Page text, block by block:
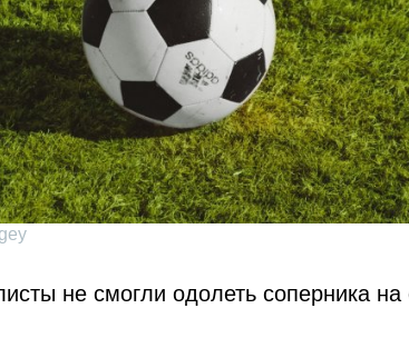
не смогли одолеть соперника на